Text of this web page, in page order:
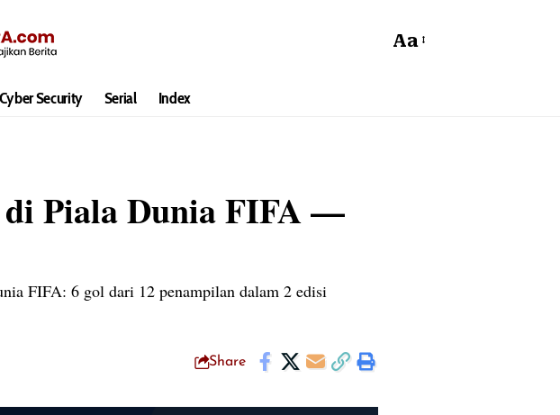
Aa
Cyber Security Serial Index
Piala Dunia FIFA —
FIFA: 6 gol dari 12 penampilan dalam 2 edisi
Share